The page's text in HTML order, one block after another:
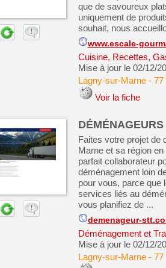
que de savoureux
uniquement de
souhait, nous
www.escale-
Cuisine, Recettes,
Mise à jour le 02/12/
Lagny-sur-Marne- 77
Voir la fiche
Faites votre projet de
Marne et sa région
parfait collaborateur
déménagement loin
pour vous, parce que
services liés au
vous planifiez de ...
demenageur-
Déménagement et
Mise à jour le 02/12/
Lagny-sur-Marne- 77